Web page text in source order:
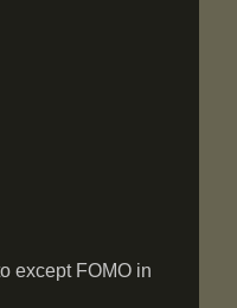
except FOMO in